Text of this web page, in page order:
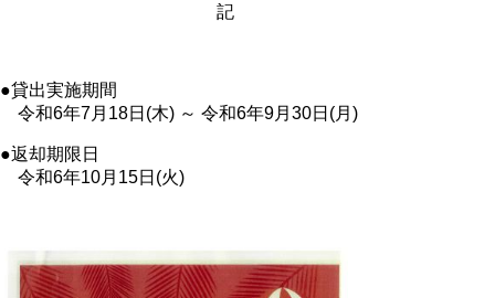
記
●貸出実施期間
令和6年7月18日(木) ～ 令和6年9月30日(月)
●返却期限日
令和6年10月15日(火)